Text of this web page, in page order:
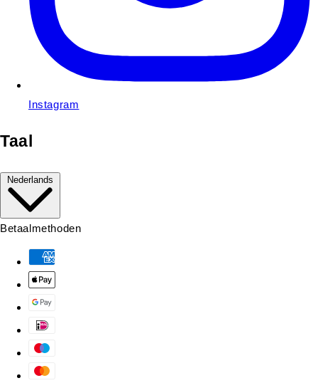
Instagram
Taal
Nederlands
Betaalmethoden